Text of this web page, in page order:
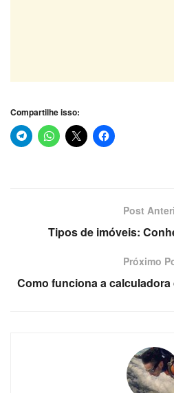
Compartilhe isso:
Post
Tipos de imóveis:
Próximo
Como funciona a